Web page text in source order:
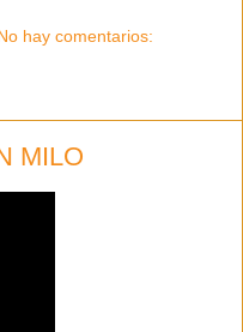
hay comentarios:
MILO